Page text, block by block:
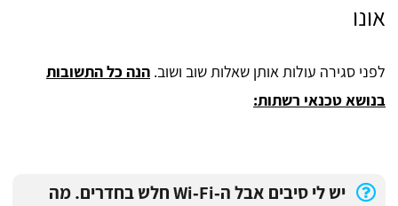
אונו
לפני סגירה עולות אותן שאלות שוב ושוב. הנה כל התשובות
בנושא טכנאי רשתות:
יש לי סיבים אבל ה‑Wi‑Fi חלש בחדרים. מה